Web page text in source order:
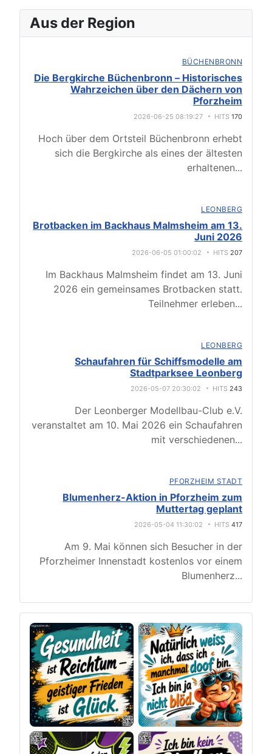
Aus der Region
BÜCHENBRONN
Die Bergkirche Büchenbronn – Historisches
Wahrzeichen über den Dächern von
Pforzheim
2026-06-25 08:19:27 HITS 170
Hoch über dem Ortsteil Büchenbronn erhebt
sich die Bergkirche als eines der ältesten
erhaltenen...
LEONBERG
Brotbacken im Backhaus Malmsheim am 13.
Juni 2026
2026-06-05 01:00:02 HITS 207
Im Backhaus Malmsheim findet am 13. Juni
2026 ein gemeinsames Brotbacken statt.
Teilnehmer erleben...
LEONBERG
Schaufahren für Schiffsmodelle am
Stadtparksee Leonberg
2026-05-07 20:30:02 HITS 243
Der Leonberger Modellbau-Club e.V.
veranstaltet am 10. Mai 2026 ein Schaufahren
mit verschiedenen...
PFORZHEIM STADT
Blumenherz-Aktion in Pforzheim zum
Muttertag geplant
2026-05-04 11:30:02 HITS 417
Am 9. Mai können sich Besucher in der
Pforzheimer Innenstadt kostenlos vor einem
Blumenherz...